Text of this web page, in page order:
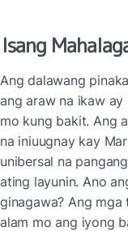
Isang
Ang dalawang
ang araw na ikaw ay
mo kung bakit. Ang
na iniuugnay kay
unibersal na
ating layunin. Ano
ginagawa? Ang mga
alam mo ang iyong